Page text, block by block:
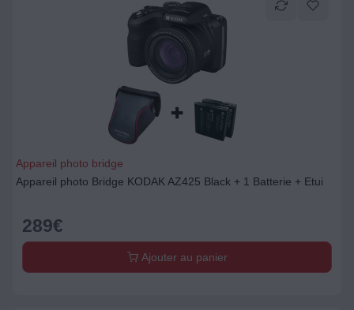
Appareil photo bridge
Appareil photo Bridge KODAK AZ425 Black + 1 Batterie + Etui
289€
Ajouter au panier